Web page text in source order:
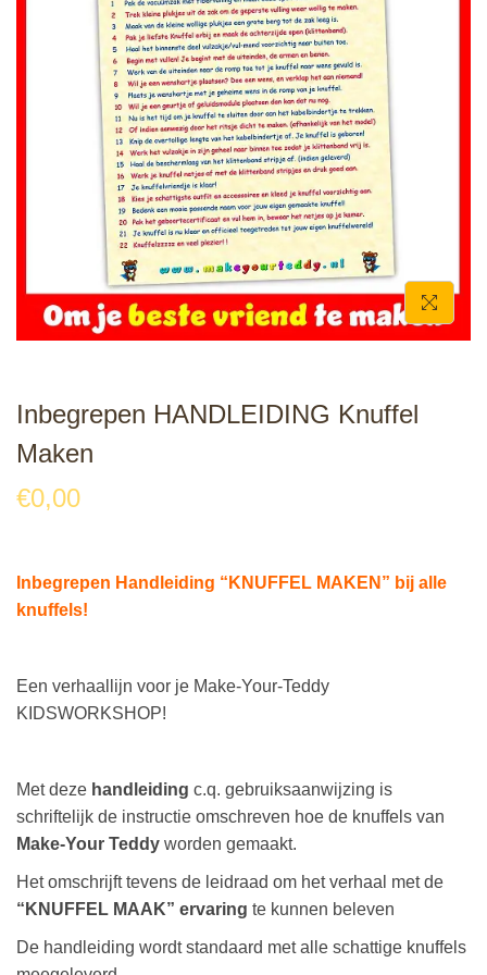
e
Inbegrepen HANDLEIDING Knuffel
Maken
€0,00
Inbegrepen Handleiding “KNUFFEL MAKEN” bij alle
knuffels!
Een verhaallijn voor je Make-Your-Teddy
KIDSWORKSHOP!
Met deze handleiding c.q. gebruiksaanwijzing is
schriftelijk de instructie omschreven hoe de knuffels van
Make-Your Teddy worden gemaakt.
Het omschrijft tevens de leidraad om het verhaal met de
“KNUFFEL MAAK” ervaring te kunnen beleven
De handleiding wordt standaard met alle schattige knuffels